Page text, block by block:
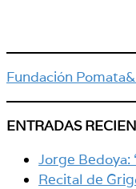
Fundación
ENTRADAS
Jorge Bedoya:
Recital de